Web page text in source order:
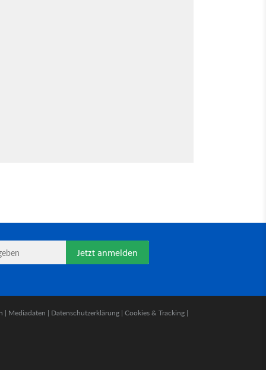
Jetzt anmelden
| Mediadaten | Datenschutzerklärung | Cookies & Tracking |